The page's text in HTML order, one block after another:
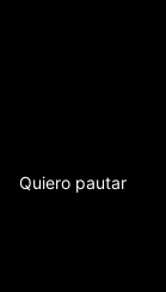
Quiero pautar